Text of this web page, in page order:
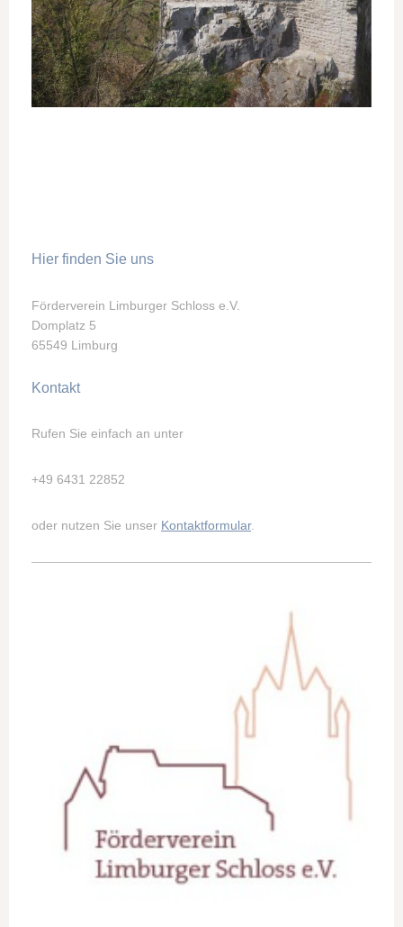
Hier finden Sie uns
Förderverein Limburger Schloss e.V.
Domplatz 5
65549 Limburg
Kontakt
Rufen Sie einfach an unter
+49 6431 22852
oder nutzen Sie unser Kontaktformular.